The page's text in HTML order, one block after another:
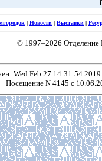
| Новости | Выставки |
© 1997–2026
Wed Feb 27 14:31:54
Посещение N 4145 с